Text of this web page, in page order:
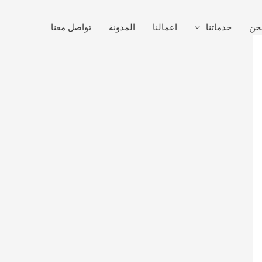
خدماتنا اعمالنا المدونة تواصل معنا